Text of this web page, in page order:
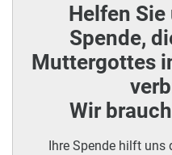
Helfen
Spende,
Muttergottes
Wir
Ihre Spende hilft uns